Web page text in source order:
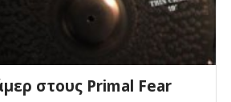
στους Primal Fear